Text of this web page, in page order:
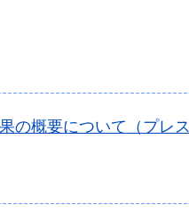
の概要について（プレス